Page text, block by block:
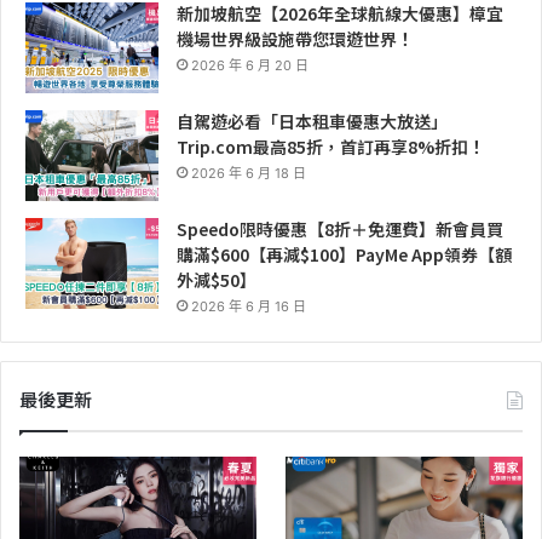
新加坡航空【2026年全球航線大優惠】樟宜
機場世界級設施帶您環遊世界！
2026 年 6 月 20 日
自駕遊必看「日本租車優惠大放送」
Trip.com最高85折，首訂再享8%折扣！
2026 年 6 月 18 日
Speedo限時優惠【8折＋免運費】新會員買
購滿$600【再減$100】PayMe App領券【額
外減$50】
2026 年 6 月 16 日
最後更新